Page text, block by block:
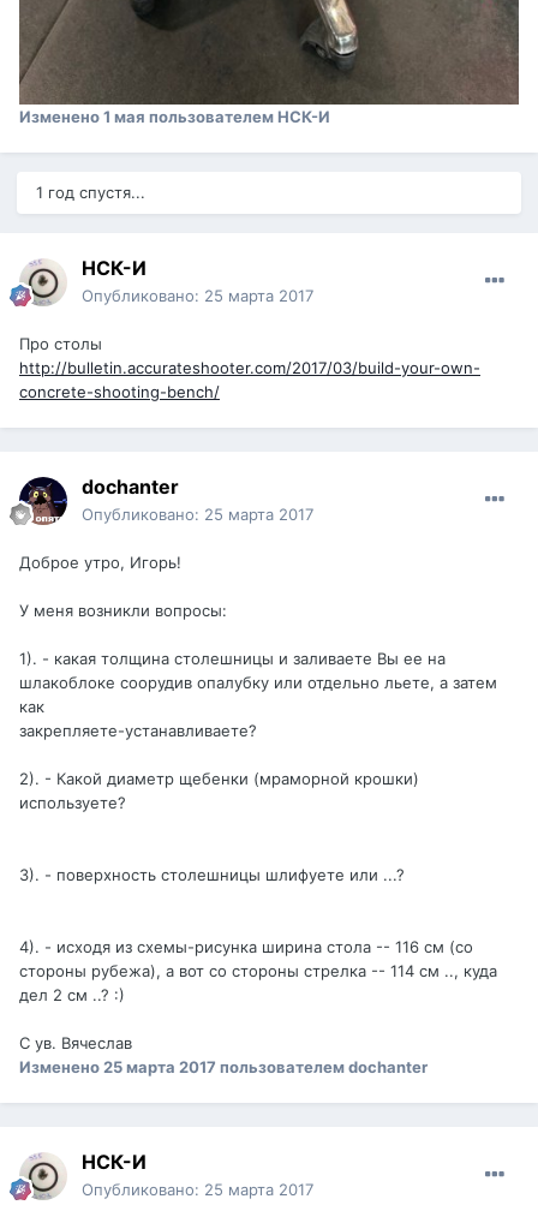
Изменено1 мая пользователем НСК-И
1 год спустя...
НСК-И
Опубликовано: 25 марта 2017
Про столы
http://bulletin.accurateshooter.com/2017/03/build-your-own-
concrete-shooting-bench/
dochanter
Опубликовано: 25 марта 2017
Доброе утро, Игорь!
У меня возникли вопросы:
1). - какая толщина столешницы и заливаете Вы ее на
шлакоблоке соорудив опалубку или отдельно льете, а затем
как
закрепляете-устанавливаете?
2). - Какой диаметр щебенки (мраморной крошки)
используете?
3). - поверхность столешницы шлифуете или ...?
4). - исходя из схемы-рисунка ширина стола -- 116 см (со
стороны рубежа), а вот со стороны стрелка -- 114 см .., куда
дел 2 см ..? :)
С ув. Вячеслав
Изменено25 марта 2017 пользователем dochanter
НСК-И
Опубликовано: 25 марта 2017